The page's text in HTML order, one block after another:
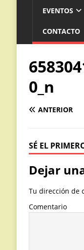
EVENTOS
CONTACTO
0_n
ANTERIOR
SÉ EL
Dejar
Tu dirección de
Comentario